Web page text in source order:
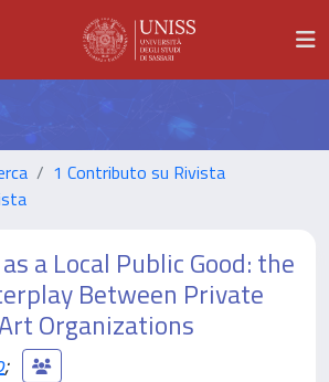
1 Contributo su Rivista
a Local Public Good: the
Between Private
Organizations
;